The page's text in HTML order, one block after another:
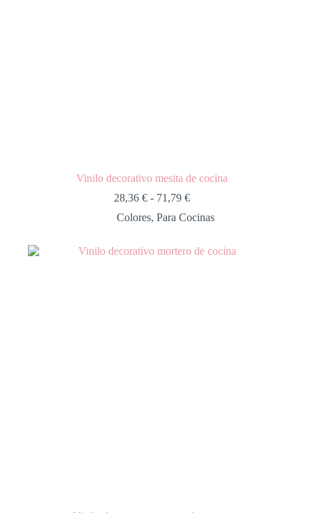
Vinilo decorativo mesita de cocina
28,36 € - 71,79 €
Colores,Para Cocinas